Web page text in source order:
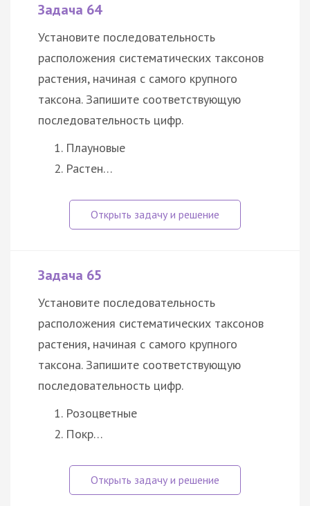
Задача 64
Установите последовательность
расположения систематических таксонов
растения, начиная с самого крупного
таксона. Запишите соответствующую
последовательность цифр.
Плауновые
Растен…
Задача 65
Установите последовательность
расположения систематических таксонов
растения, начиная с самого крупного
таксона. Запишите соответствующую
последовательность цифр.
Розоцветные
Покр…